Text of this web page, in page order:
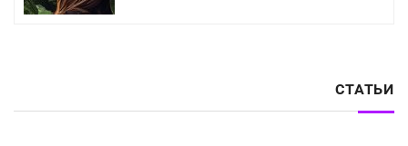
СТАТЬИ